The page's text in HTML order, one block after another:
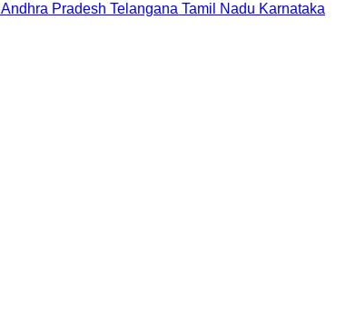
Andhra Pradesh Telangana Tamil Nadu Karnataka